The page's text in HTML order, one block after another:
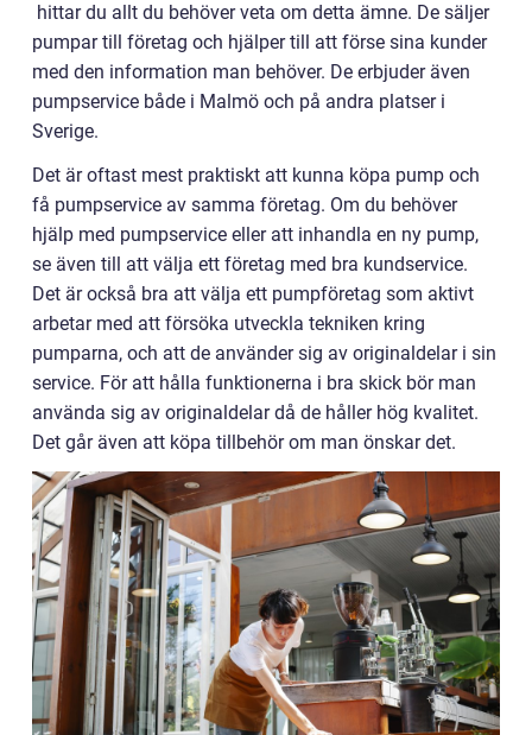
hittar du allt du behöver veta om detta ämne. De säljer
pumpar till företag och hjälper till att förse sina kunder
med den information man behöver. De erbjuder även
pumpservice både i Malmö och på andra platser i
Sverige.
Det är oftast mest praktiskt att kunna köpa pump och
få pumpservice av samma företag. Om du behöver
hjälp med pumpservice eller att inhandla en ny pump,
se även till att välja ett företag med bra kundservice.
Det är också bra att välja ett pumpföretag som aktivt
arbetar med att försöka utveckla tekniken kring
pumparna, och att de använder sig av originaldelar i sin
service. För att hålla funktionerna i bra skick bör man
använda sig av originaldelar då de håller hög kvalitet.
Det går även att köpa tillbehör om man önskar det.